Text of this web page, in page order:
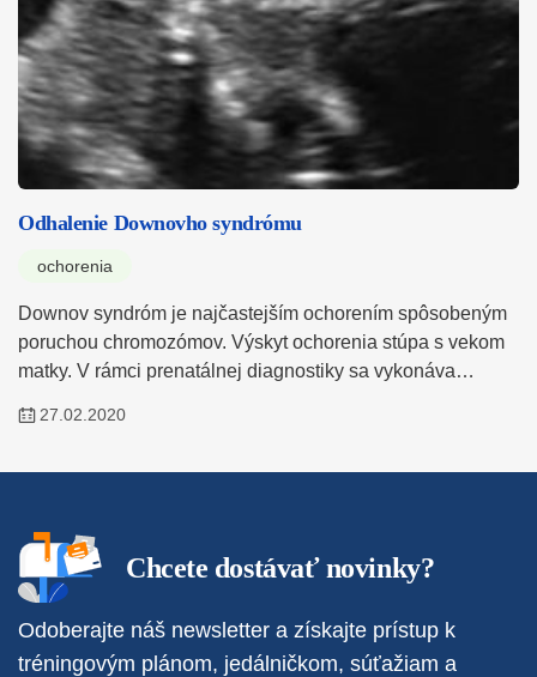
Odhalenie Downovho syndrómu
ochorenia
Downov syndróm je najčastejším ochorením spôsobeným
poruchou chromozómov. Výskyt ochorenia stúpa s vekom
matky. V rámci prenatálnej diagnostiky sa vykonáva…
27.02.2020
Chcete dostávať novinky?
Odoberajte náš newsletter a získajte prístup k
tréningovým plánom, jedálničkom, súťažiam a